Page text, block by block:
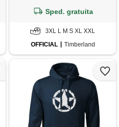
Sped. gratuita
3XL L M S XL XXL
OFFICIAL
Timberland